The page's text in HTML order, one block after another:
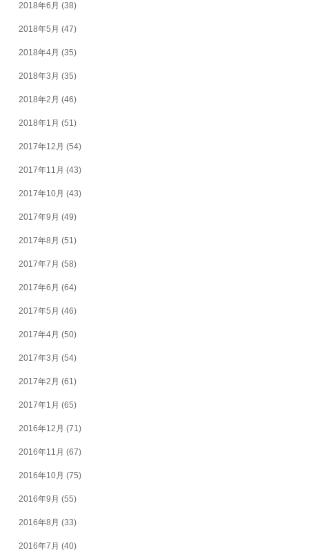
2018年6月 (38)
2018年5月 (47)
2018年4月 (35)
2018年3月 (35)
2018年2月 (46)
2018年1月 (51)
2017年12月 (54)
2017年11月 (43)
2017年10月 (43)
2017年9月 (49)
2017年8月 (51)
2017年7月 (58)
2017年6月 (64)
2017年5月 (46)
2017年4月 (50)
2017年3月 (54)
2017年2月 (61)
2017年1月 (65)
2016年12月 (71)
2016年11月 (67)
2016年10月 (75)
2016年9月 (55)
2016年8月 (33)
2016年7月 (40)